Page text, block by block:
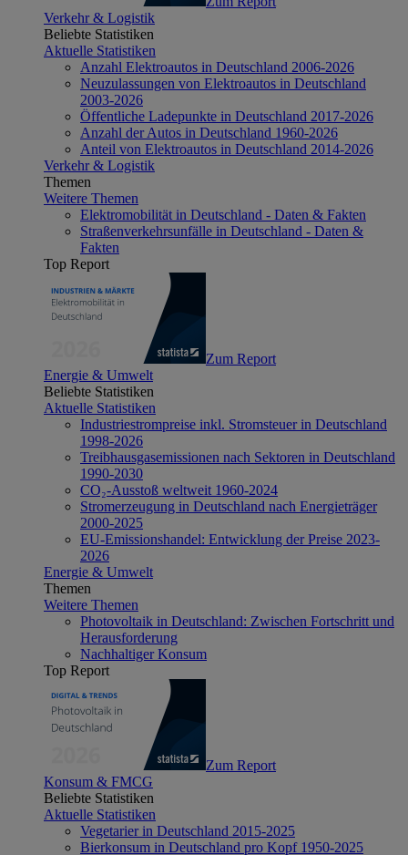
Verkehr & Logistik
Beliebte Statistiken
Aktuelle Statistiken
Anzahl Elektroautos in Deutschland 2006-2026
Neuzulassungen von Elektroautos in Deutschland
2003-2026
Öffentliche Ladepunkte in Deutschland 2017-2026
Anzahl der Autos in Deutschland 1960-2026
Anteil von Elektroautos in Deutschland 2014-2026
Verkehr & Logistik
Themen
Weitere Themen
Elektromobilität in Deutschland - Daten & Fakten
Straßenverkehrsunfälle in Deutschland - Daten &
Fakten
Top Report
Zum Report
Energie & Umwelt
Beliebte Statistiken
Aktuelle Statistiken
Industriestrompreise inkl. Stromsteuer in Deutschland
1998-2026
Treibhausgasemissionen nach Sektoren in Deutschland
1990-2030
CO₂-Ausstoß weltweit 1960-2024
Stromerzeugung in Deutschland nach Energieträger
2000-2025
EU-Emissionshandel: Entwicklung der Preise 2023-
2026
Energie & Umwelt
Themen
Weitere Themen
Photovoltaik in Deutschland: Zwischen Fortschritt und
Herausforderung
Nachhaltiger Konsum
Top Report
Zum Report
Konsum & FMCG
Beliebte Statistiken
Aktuelle Statistiken
Vegetarier in Deutschland 2015-2025
Bierkonsum in Deutschland pro Kopf 1950-2025